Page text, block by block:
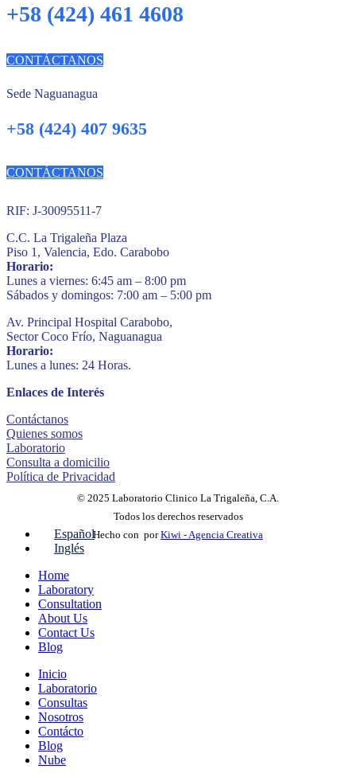
+58 (424) 461 4608
CONTÁCTANOS
Sede Naguanagua
+58 (424) 407 9635
CONTÁCTANOS
RIF: J-30095511-7
C.C. La Trigaleña Plaza
Piso 1, Valencia, Edo. Carabobo
Horario:
Lunes a viernes: 6:45 am – 8:00 pm
Sábados y domingos: 7:00 am – 5:00 pm
Av. Principal Hospital Carabobo,
Sector Coco Frío, Naguanagua
Horario:
Lunes a lunes: 24 Horas.
Enlaces de Interés
Contáctanos
Quienes somos
Laboratorio
Consulta a domicilio
Política de Privacidad
© 2025 Laboratorio Clinico La Trigaleña, C.A.
Todos los derechos reservados
Hecho con porKiwi - Agencia Creativa
Español
Inglés
Home
Laboratory
Consultation
About Us
Contact Us
Blog
Inicio
Laboratorio
Consultas
Nosotros
Contácto
Blog
Nube